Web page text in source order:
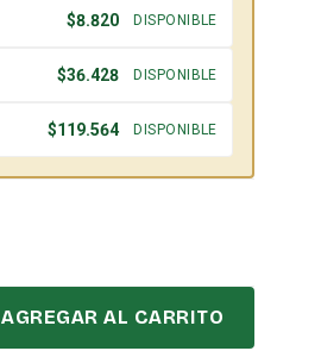
$8.820 DISPONIBLE
$36.428 DISPONIBLE
$119.564 DISPONIBLE
AGREGAR AL CARRITO